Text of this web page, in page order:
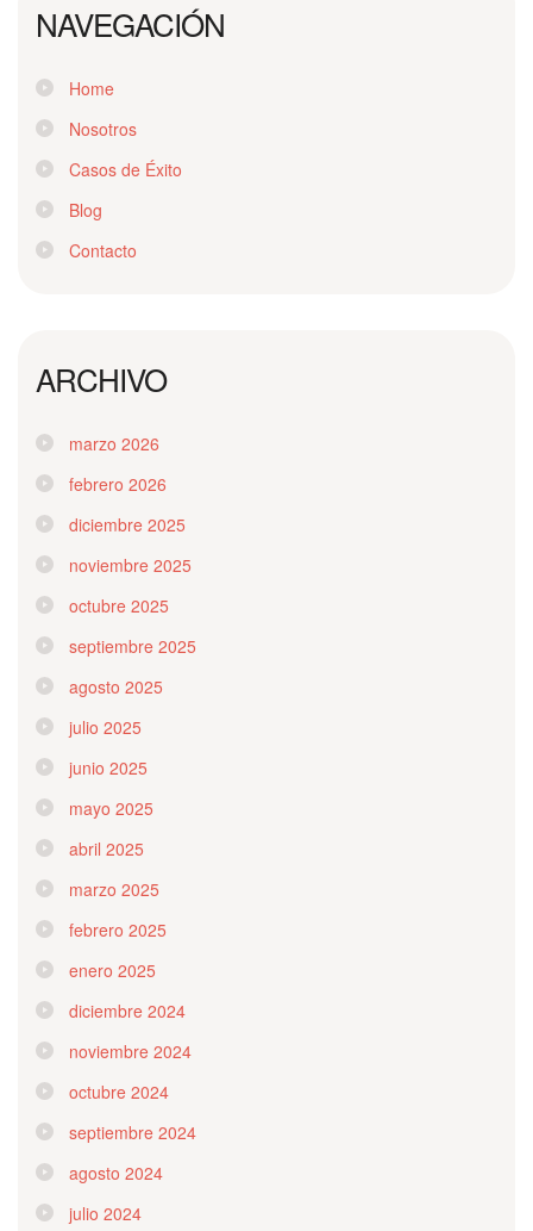
NAVEGACIÓN
Home
Nosotros
Casos de Éxito
Blog
Contacto
ARCHIVO
marzo 2026
febrero 2026
diciembre 2025
noviembre 2025
octubre 2025
septiembre 2025
agosto 2025
julio 2025
junio 2025
mayo 2025
abril 2025
marzo 2025
febrero 2025
enero 2025
diciembre 2024
noviembre 2024
octubre 2024
septiembre 2024
agosto 2024
julio 2024